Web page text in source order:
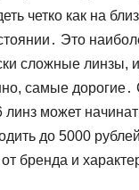
четко как на
Это
сложные линзы,
самые дорогие․
линз может
до 5000
бренда и